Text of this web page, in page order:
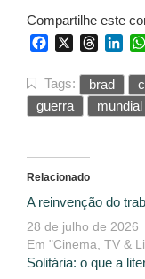
Compartilhe este
FacebookThreads
Tags: brad
guerra
mundial
Relacionado
A reinvenção do
28 de julho de 2026
Em "Cinema, TV &
Solitária: o que a